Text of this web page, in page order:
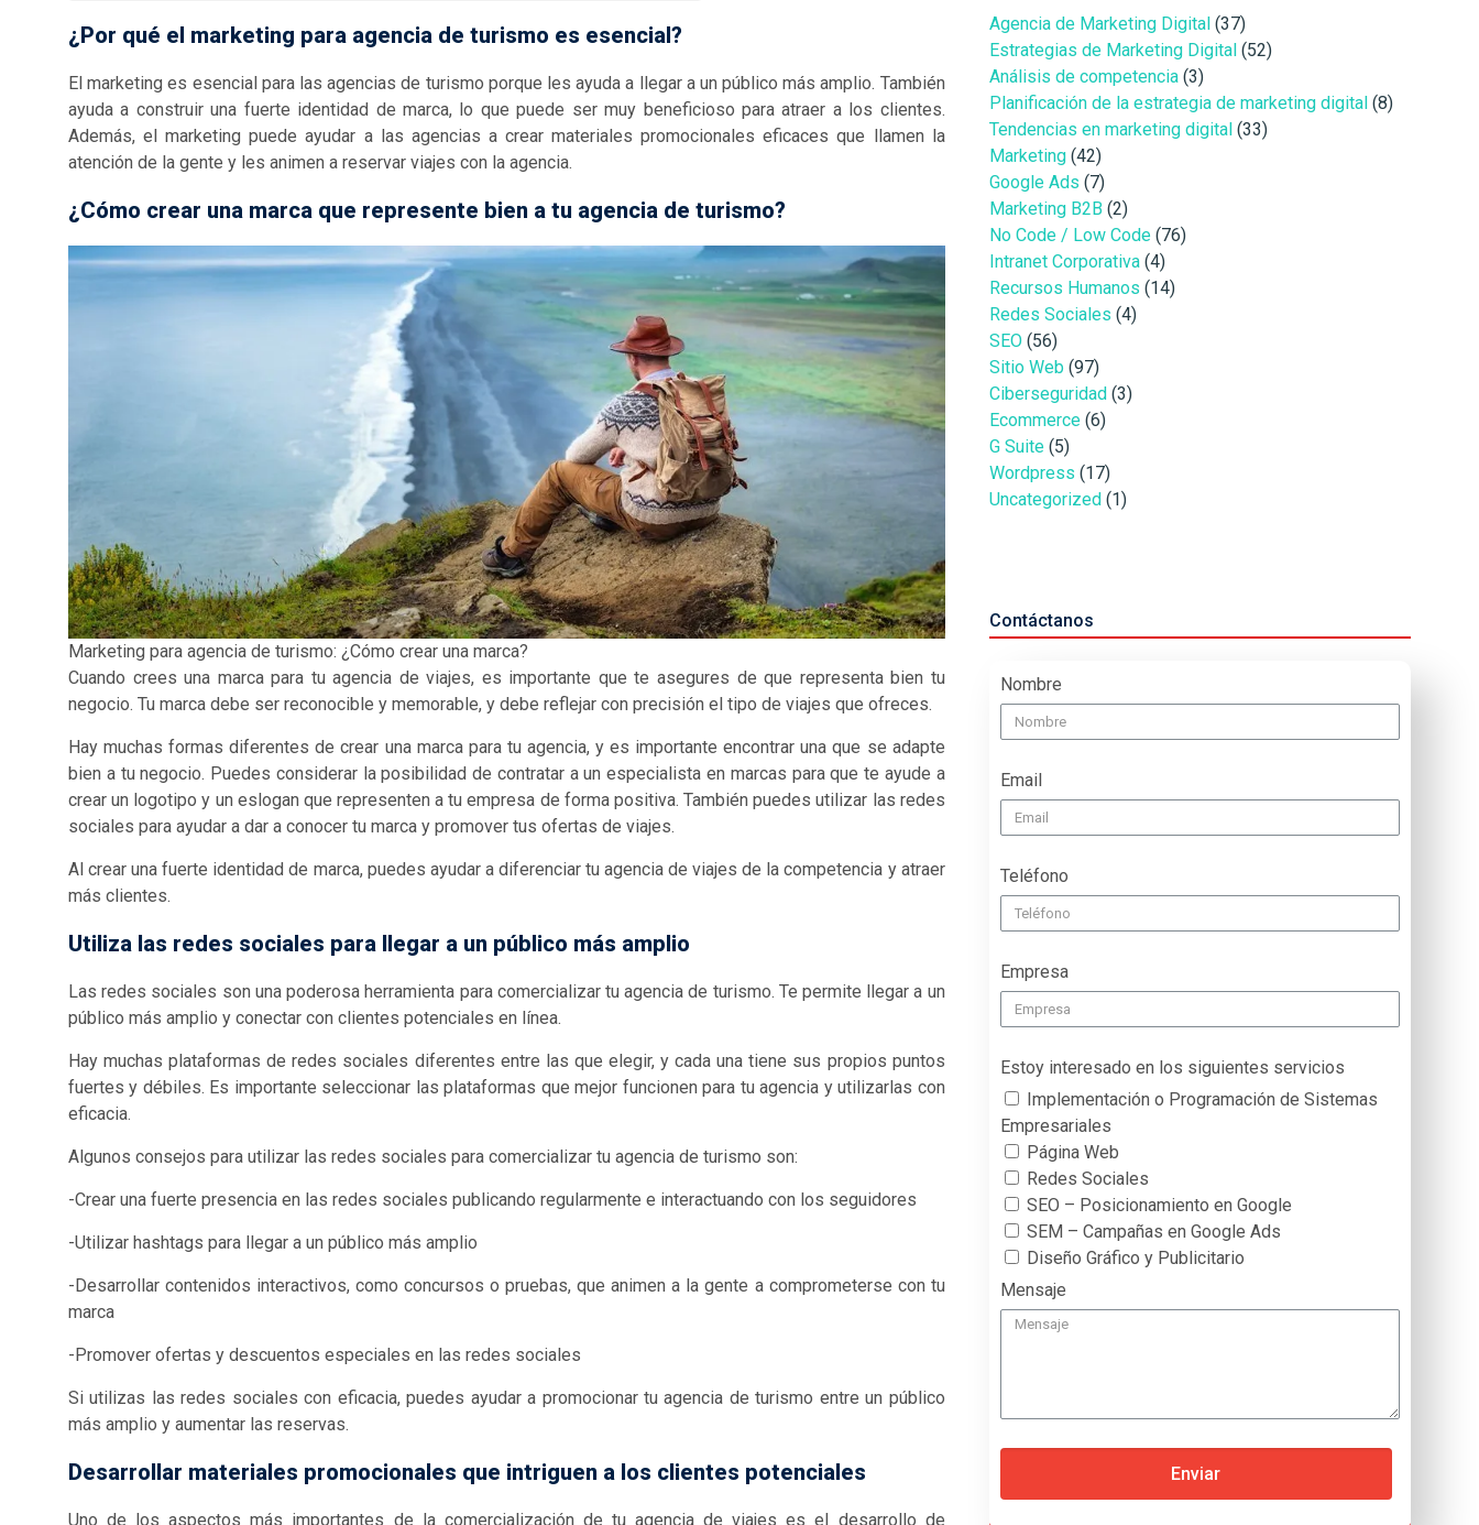
¿Por qué el marketing para agencia de turismo es esencial?
El marketing es esencial para las agencias de turismo porque les ayuda a llegar a un público más amplio. También
ayuda a construir una fuerte identidad de marca, lo que puede ser muy beneficioso para atraer a los clientes.
Además, el marketing puede ayudar a las agencias a crear materiales promocionales eficaces que llamen la
atención de la gente y les animen a reservar viajes con la agencia.
¿Cómo crear una marca que represente bien a tu agencia de turismo?
Marketing para agencia de turismo: ¿Cómo crear una marca?
Cuando crees una marca para tu agencia de viajes, es importante que te asegures de que representa bien tu
negocio. Tu marca debe ser reconocible y memorable, y debe reflejar con precisión el tipo de viajes que ofreces.
Hay muchas formas diferentes de crear una marca para tu agencia, y es importante encontrar una que se adapte
bien a tu negocio. Puedes considerar la posibilidad de contratar a un especialista en marcas para que te ayude a
crear un logotipo y un eslogan que representen a tu empresa de forma positiva. También puedes utilizar las redes
sociales para ayudar a dar a conocer tu marca y promover tus ofertas de viajes.
Al crear una fuerte identidad de marca, puedes ayudar a diferenciar tu agencia de viajes de la competencia y atraer
más clientes.
Utiliza las redes sociales para llegar a un público más amplio
Las redes sociales son una poderosa herramienta para comercializar tu agencia de turismo. Te permite llegar a un
público más amplio y conectar con clientes potenciales en línea.
Hay muchas plataformas de redes sociales diferentes entre las que elegir, y cada una tiene sus propios puntos
fuertes y débiles. Es importante seleccionar las plataformas que mejor funcionen para tu agencia y utilizarlas con
eficacia.
Algunos consejos para utilizar las redes sociales para comercializar tu agencia de turismo son:
-Crear una fuerte presencia en las redes sociales publicando regularmente e interactuando con los seguidores
-Utilizar hashtags para llegar a un público más amplio
-Desarrollar contenidos interactivos, como concursos o pruebas, que animen a la gente a comprometerse con tu
marca
-Promover ofertas y descuentos especiales en las redes sociales
Si utilizas las redes sociales con eficacia, puedes ayudar a promocionar tu agencia de turismo entre un público
más amplio y aumentar las reservas.
Desarrollar materiales promocionales que intriguen a los clientes potenciales
Uno de los aspectos más importantes de la comercialización de tu agencia de viajes es el desarrollo de
Agencia de Marketing Digital (37)
Estrategias de Marketing Digital (52)
Análisis de competencia(3)
Planificación de la estrategia de marketing digital (8)
Tendencias en marketing digital (33)
Marketing(42)
Google Ads (7)
Marketing B2B (2)
No Code / Low Code(76)
Intranet Corporativa(4)
Recursos Humanos (14)
Redes Sociales (4)
SEO(56)
Sitio Web (97)
Ciberseguridad (3)
Ecommerce(6)
G Suite(5)
Wordpress (17)
Uncategorized (1)
Contáctanos
Nombre
Email
Teléfono
Empresa
Estoy interesado en los siguientes servicios
Implementación o Programación de Sistemas
Empresariales
Página Web
Redes Sociales
SEO – Posicionamiento en Google
SEM – Campañas en Google Ads
Diseño Gráfico y Publicitario
Mensaje
Enviar